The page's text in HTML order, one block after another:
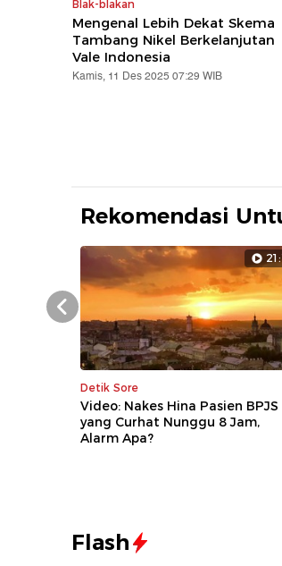
Blak-blakan
Mengenal Lebih Dekat Skema
Tambang Nikel Berkelanjutan
Vale Indonesia
Kamis, 11 Des 2025 07:29 WIB
Rekomendasi
Detik Sore
Video: Nakes Hina Pasien BPJS
yang Curhat Nunggu 8 Jam,
Alarm Apa?
Prev
Flash